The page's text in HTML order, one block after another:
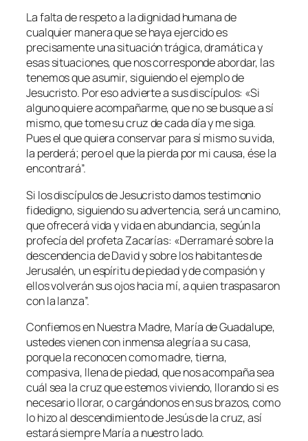
La falta de respeto a la dignidad humana de
cualquier manera que se haya ejercido es
precisamente una situación trágica, dramática y
esas situaciones, que nos corresponde abordar, las
tenemos que asumir, siguiendo el ejemplo de
Jesucristo. Por eso advierte a sus discípulos: «Si
alguno quiere acompañarme, que no se busque a sí
mismo, que tome su cruz de cada día y me siga.
Pues el que quiera conservar para sí mismo su vida,
la perderá; pero el que la pierda por mi causa, ése la
encontrará”.
Si los discípulos de Jesucristo damos testimonio
fidedigno, siguiendo su advertencia, será un camino,
que ofrecerá vida y vida en abundancia, según la
profecía del profeta Zacarías: «Derramaré sobre la
descendencia de David y sobre los habitantes de
Jerusalén, un espíritu de piedad y de compasión y
ellos volverán sus ojos hacia mí, a quien traspasaron
con la lanza”.
Confiemos en Nuestra Madre, María de Guadalupe,
ustedes vienen con inmensa alegría a su casa,
porque la reconocen como madre, tierna,
compasiva, llena de piedad, que nos acompaña sea
cuál sea la cruz que estemos viviendo, llorando si es
necesario llorar, o cargándonos en sus brazos, como
lo hizo al descendimiento de Jesús de la cruz, así
estará siempre María a nuestro lado.